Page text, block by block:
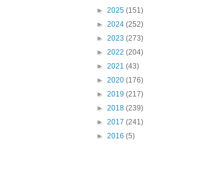
► 2025 (151)
► 2024 (252)
► 2023 (273)
► 2022 (204)
► 2021 (43)
► 2020 (176)
► 2019 (217)
► 2018 (239)
► 2017 (241)
► 2016 (5)